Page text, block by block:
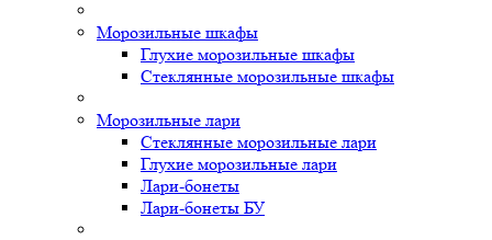
Морозильные шкафы
Глухие морозильные шкафы
Стеклянные морозильные шкафы
Морозильные лари
Стеклянные морозильные лари
Глухие морозильные лари
Лари-бонеты
Лари-бонеты БУ